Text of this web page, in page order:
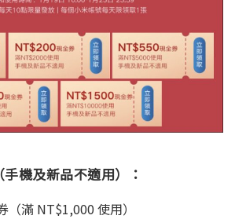
機及新品不適用）：
（滿 NT$1,000 使用）